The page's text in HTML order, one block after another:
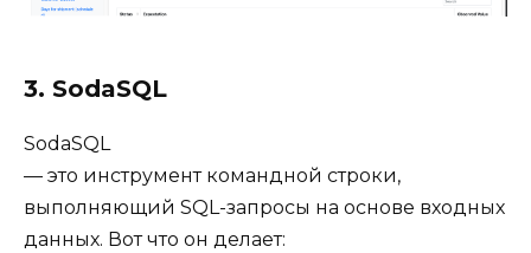
3. SodaSQL
SodaSQL
— это инструмент командной строки,
выполняющий SQL-запросы на основе входных
данных. Вот что он делает: